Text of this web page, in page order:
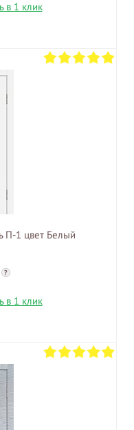
в 1 клик
П-1 цвет Белый
?
в 1 клик